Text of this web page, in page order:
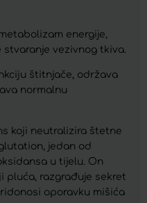
energije,
vezivnog tkiva.
štitnjače, održava
normalnu
koji neutralizira štetne
jedan od
u tijelu. On
pluća, razgrađuje sekret
oporavku mišića